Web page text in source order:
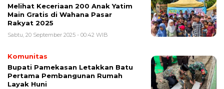
Melihat Keceriaan 200 Anak Yatim
Main Gratis di Wahana Pasar
Rakyat 2025
Sabtu, 20 September 2025 - 00:42 WIB
Komunitas
Bupati Pamekasan Letakkan Batu
Pertama Pembangunan Rumah
Layak Huni